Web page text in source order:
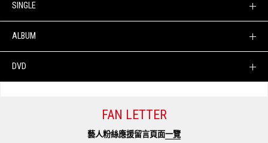
SINGLE
ALBUM
DVD
FAN LETTER
藝人粉絲應援留言頁面一覽